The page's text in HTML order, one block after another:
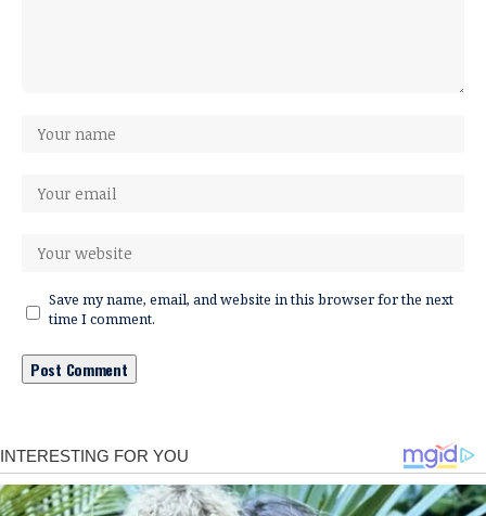
Save my name, email, and website in this browser for the next
time I comment.